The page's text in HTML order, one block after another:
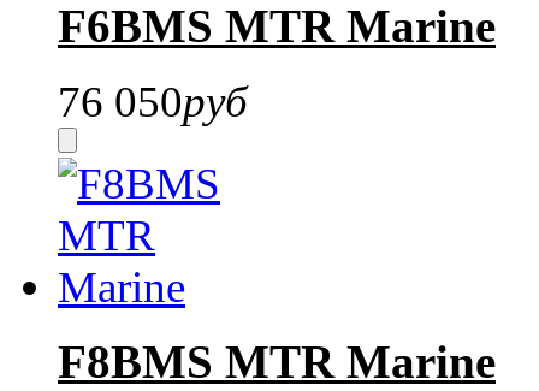
F6BMS MTR Marine
76 050руб
F8BMS MTR Marine